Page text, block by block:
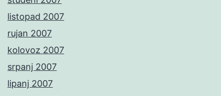
listopad 2007
rujan 2007
kolovoz 2007
srpanj 2007
lipanj 2007